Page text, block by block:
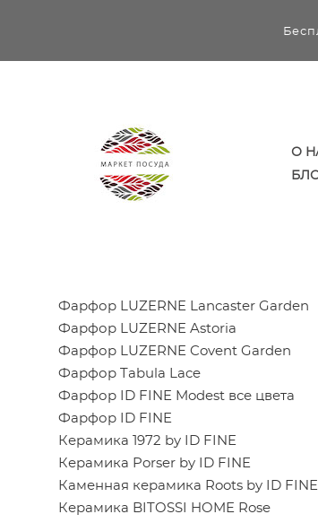
О
Фарфор LUZERNE Lancaster Garden
Фарфор LUZERNE Astoria
Фарфор LUZERNE Covent Garden
Фарфор Tabula Lace
Фарфор ID FINE Modest все цвета
Фарфор ID FINE
Керамика 1972 by ID FINE
Керамика Porser by ID FINE
Каменная керамика Roots by ID FINE
Керамика BITOSSI HOME Rose